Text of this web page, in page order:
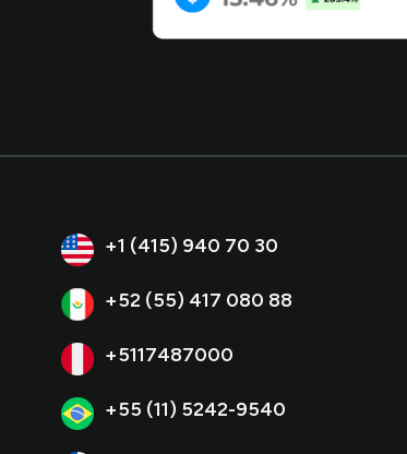
+1 (415) 940 70 30
+52 (55) 417 080 88
+5117487000
+55 (11) 5242-9540